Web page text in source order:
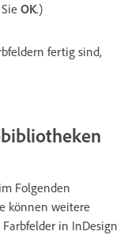
OK.)
fertig sind,
Folgenden
können weitere
in InDesign